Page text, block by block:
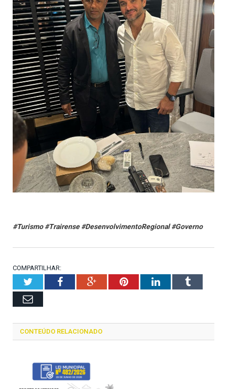
#Turismo #Trairense #DesenvolvimentoRegional #Governo
COMPARTILHAR:
TwitterFacebookGoogle+PinterestLinkedInTumblr
Email
CONTEÚDO RELACIONADO